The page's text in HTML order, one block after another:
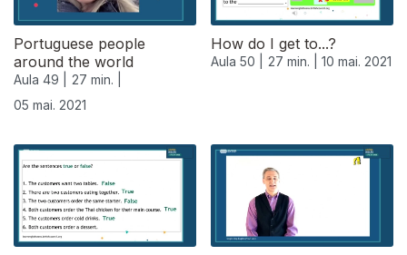
Portuguese people
around the world
Aula 49 |
27 min. |
05 mai. 2021
How do I get to...?
Aula 50 | 27 min. | 10 mai. 2021